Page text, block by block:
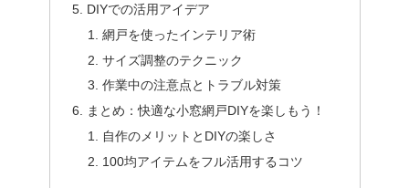
DIYでの活用アイデア
網戸を使ったインテリア術
サイズ調整のテクニック
作業中の注意点とトラブル対策
まとめ：快適な小窓網戸DIYを楽しもう！
自作のメリットとDIYの楽しさ
100均アイテムをフル活用するコツ